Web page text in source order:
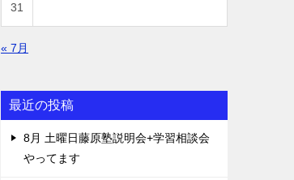
31
« 7月
最近の投稿
8月 土曜日藤原塾説明会+学習相談会
やってます